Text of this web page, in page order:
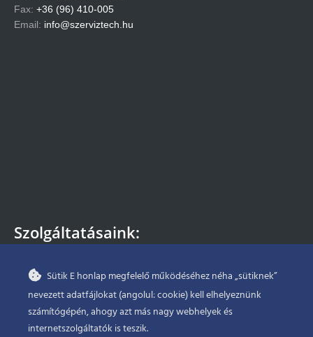
Fax: +36 (96) 410-005
Email: info@szerviztech.hu
Szolgáltatásaink:
– Szivattyú javítás
– Szivattyú forgalmazás
– Szivattyú beépítés, üzemeltetés
– Szivattyú időszakos karbantartása
Sütik E honlap megfelelő működéséhez néha „sütiknek”
nevezett adatfájlokat (angolul: cookie) kell elhelyeznünk
számítógépén, ahogy azt más nagy webhelyek és
internetszolgáltatók is teszik.